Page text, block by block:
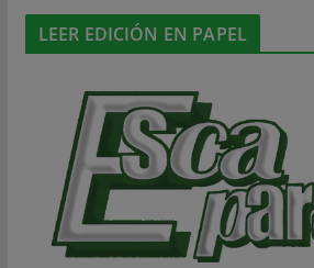
LEER EDICIÓN EN PAPEL